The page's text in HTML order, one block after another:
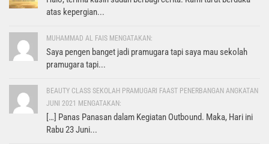
atas kepergian...
MUHAMMAD AL FAIS MENGATAKAN:
Saya pengen banget jadi pramugara tapi saya mau sekolah
pramugara tapi...
BEAUTY CLASS SEKOLAH PRAMUGARI FAAST PENERBANGAN ANGKATAN
JUNI 2021 MENGATAKAN:
[…] Panas Panasan dalam Kegiatan Outbound. Maka, Hari ini
Rabu 23 Juni...